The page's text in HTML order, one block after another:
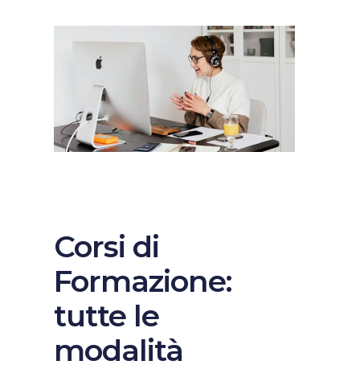
Corsi di
Formazione:
tutte le
modalità